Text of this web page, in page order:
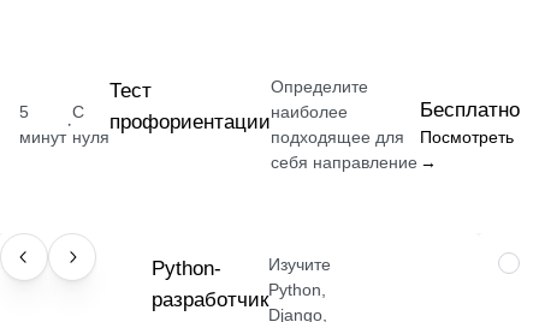
5
минут
·
С
нуля
Тест
профориентации
Определите
наиболее
подходящее для
себя направление
Бесплатно
Посмотреть
→
ПРОФЕССИЯ
Python-
разработчик
Изучите
Python,
Django,